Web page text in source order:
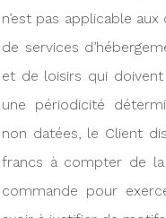
n’est pas applicable
de services
et de loisirs qui
une périodicité
non datées, le Client
francs à compter de
commande pour